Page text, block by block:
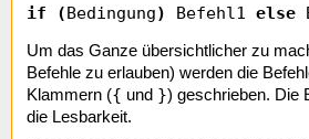
if (Bedingung) Befehl1 else
Um das Ganze übersichtlicher zu
Befehle zu erlauben) werden die
Klammern ({ und }) geschrieben. Die
die Lesbarkeit.